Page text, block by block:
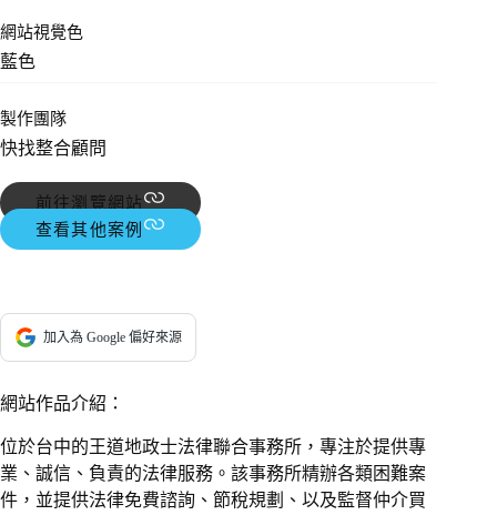
加入為 Google 偏好來源
網站作品介紹：
位於台中的王道地政士法律聯合事務所，專注於提供專
業、誠信、負責的法律服務。該事務所精辦各類困難案
件，並提供法律免費諮詢、節稅規劃、以及監督仲介買
網站視覺色
藍色
製作團隊
快找整合顧問
前往瀏覽網站
查看其他案例